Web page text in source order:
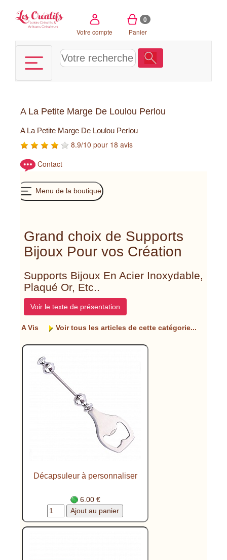
Votre compte
0
Panier
A La Petite Marge De Loulou Perlou
A La Petite Marge De Loulou Perlou
8.9/10 pour 18 avis
Contact
Menu de la boutique
Grand choix de Supports
Bijoux Pour vos Création
Supports Bijoux En Acier Inoxydable,
Plaqué Or, Etc..
Voir le texte de présentation
A Vis Voir tous les articles de cette catégorie...
Décapsuleur à personnaliser
6.00 €